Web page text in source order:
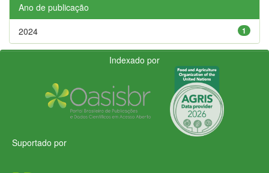
Ano de publicação
1
2024
Indexado por
Suportado por